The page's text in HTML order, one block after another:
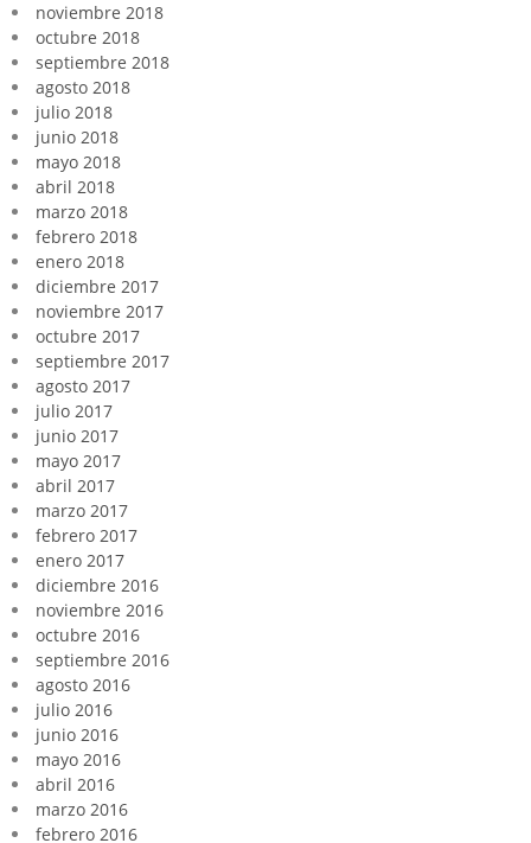
noviembre 2018
octubre 2018
septiembre 2018
agosto 2018
julio 2018
junio 2018
mayo 2018
abril 2018
marzo 2018
febrero 2018
enero 2018
diciembre 2017
noviembre 2017
octubre 2017
septiembre 2017
agosto 2017
julio 2017
junio 2017
mayo 2017
abril 2017
marzo 2017
febrero 2017
enero 2017
diciembre 2016
noviembre 2016
octubre 2016
septiembre 2016
agosto 2016
julio 2016
junio 2016
mayo 2016
abril 2016
marzo 2016
febrero 2016